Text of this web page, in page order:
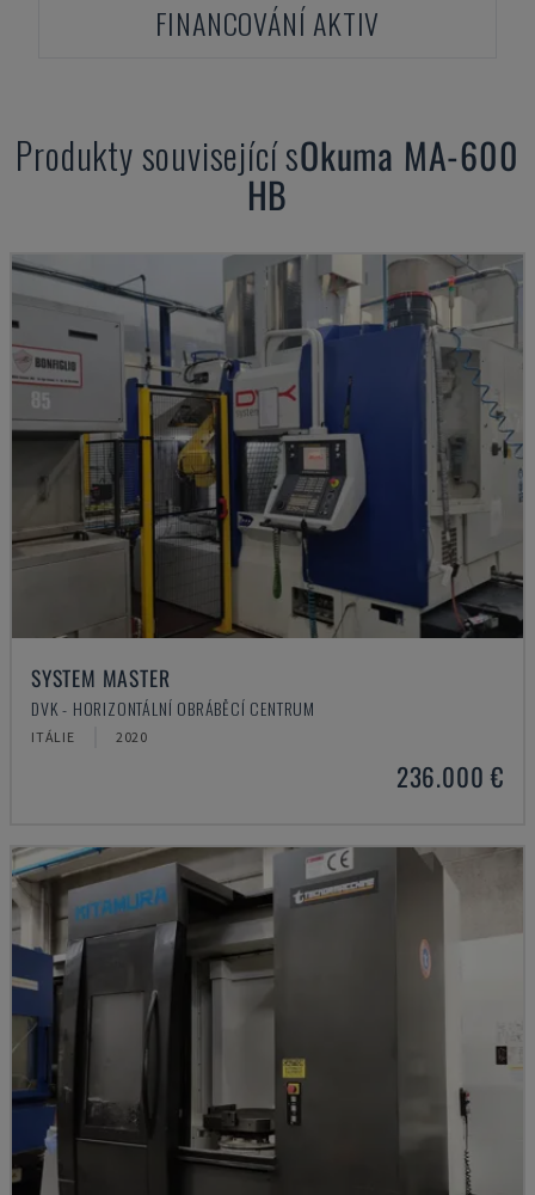
FINANCOVÁNÍ AKTIV
Produkty související sOkuma MA-600
HB
SYSTEM MASTER
DVK - HORIZONTÁLNÍ OBRÁBĚCÍ CENTRUM
ITÁLIE 2020
236.000 €